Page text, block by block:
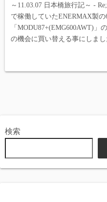
～11.03.07 日本橋旅行記～ -
で稼働していたENERMAX製
「MODU87+(EMG600AWT)」
の機会に買い替える事にしま
検索